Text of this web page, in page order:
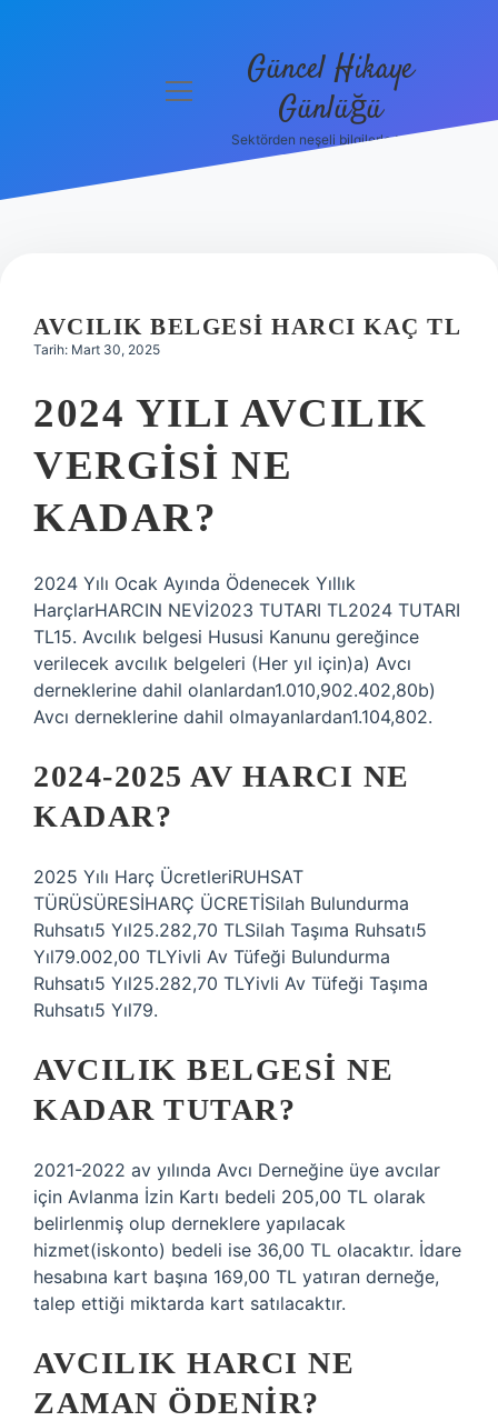
Hakkımızda
menüyü
Güncel Hikaye
Günlüğü
Sektörden neşeli bilgilerle tanış!
AVCILIK BELGESI HARCI KAÇ TL
Tarih: Mart 30, 2025
2024 YILI AVCILIK
VERGISI NE
KADAR?
2024 Yılı Ocak Ayında Ödenecek Yıllık
HarçlarHARCIN NEVİ2023 TUTARI TL2024 TUTARI
TL15. Avcılık belgesi Hususi Kanunu gereğince
verilecek avcılık belgeleri (Her yıl için)a) Avcı
derneklerine dahil olanlardan1.010,902.402,80b)
Avcı derneklerine dahil olmayanlardan1.104,802.
2024-2025 AV HARCI NE
KADAR?
2025 Yılı Harç ÜcretleriRUHSAT
TÜRÜSÜRESİHARÇ ÜCRETİSilah Bulundurma
Ruhsatı5 Yıl25.282,70 TLSilah Taşıma Ruhsatı5
Yıl79.002,00 TLYivli Av Tüfeği Bulundurma
Ruhsatı5 Yıl25.282,70 TLYivli Av Tüfeği Taşıma
Ruhsatı5 Yıl79.
AVCILIK BELGESI NE
KADAR TUTAR?
2021-2022 av yılında Avcı Derneğine üye avcılar
için Avlanma İzin Kartı bedeli 205,00 TL olarak
belirlenmiş olup derneklere yapılacak
hizmet(iskonto) bedeli ise 36,00 TL olacaktır. İdare
hesabına kart başına 169,00 TL yatıran derneğe,
talep ettiği miktarda kart satılacaktır.
AVCILIK HARCI NE
ZAMAN ÖDENIR?